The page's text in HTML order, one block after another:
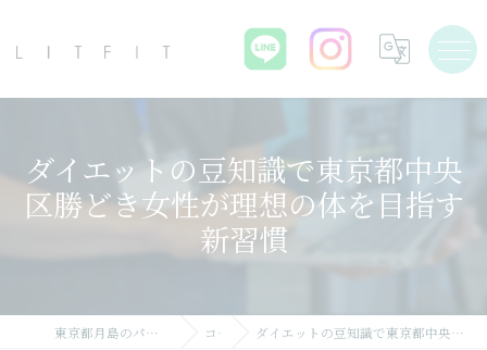
ダイエットの豆知識で東京都中央
区勝どき女性が理想の体を目指す
新習慣
東京都月島のパーソナルジムならLIT FIT コラム ダイエットの豆知識で東京都中央区勝どき女性が理想の体を目指す新習慣